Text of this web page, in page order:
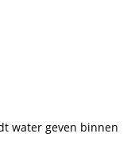
water geven binnen